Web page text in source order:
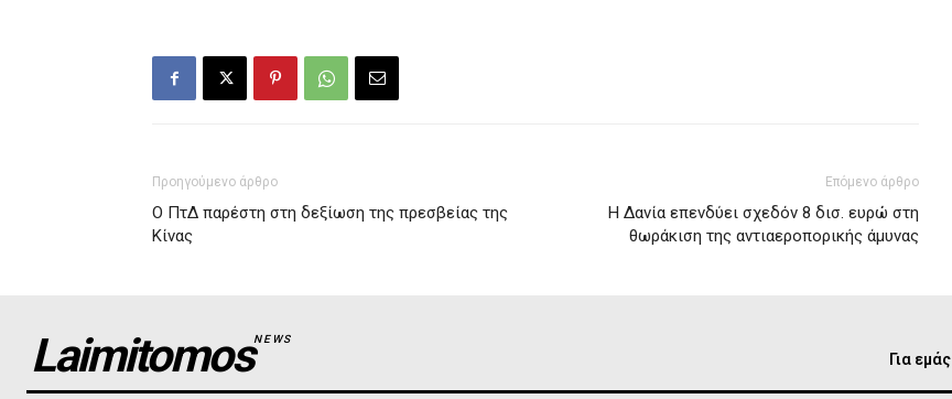
Προηγούμενο άρθρο
Ο ΠτΔ παρέστη στη δεξίωση της πρεσβείας της
Κίνας
Επόμενο άρθρο
Η Δανία επενδύει σχεδόν 8 δισ. ευρώ στη
θωράκιση της αντιαεροπορικής άμυνας
LaimitomosNEWS
Για εμάς